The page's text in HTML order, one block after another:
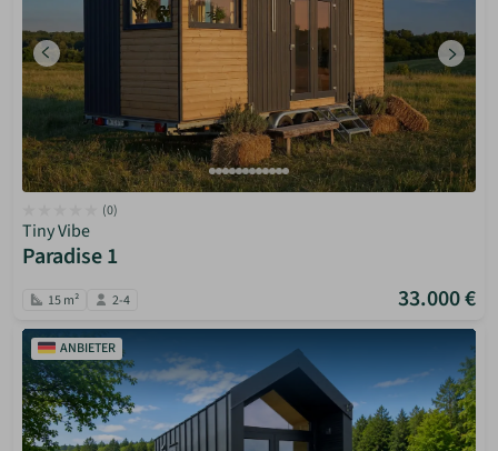
(0)
Tiny Vibe
Paradise 1
15 m² 2-4 33.000 €
ANBIETER